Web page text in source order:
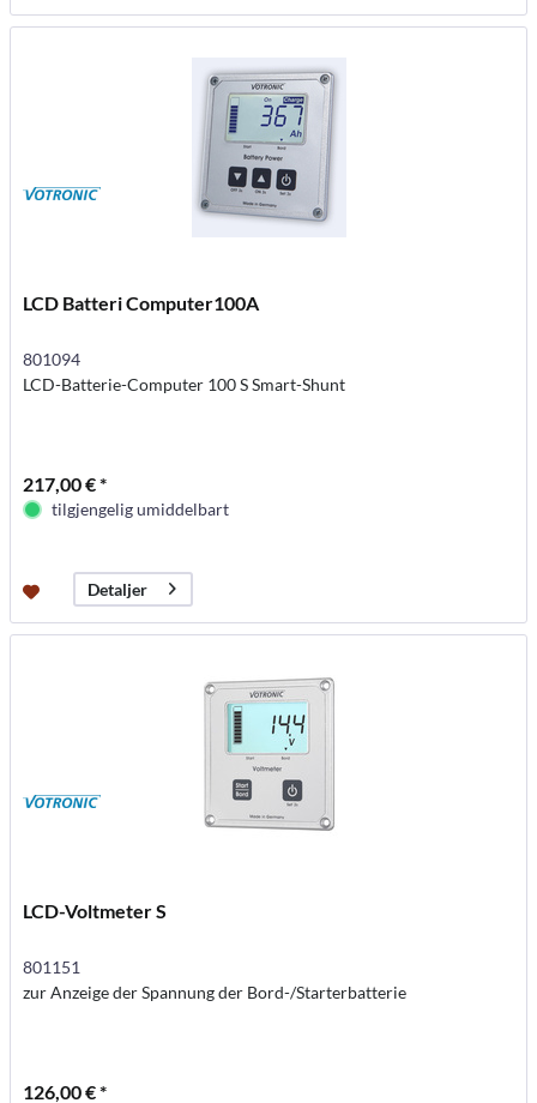
LCD Batteri Computer100A
801094
LCD-Batterie-Computer 100 S Smart-Shunt
217,00 € *
tilgjengelig umiddelbart
Detaljer
LCD-Voltmeter S
801151
zur Anzeige der Spannung der Bord-/Starterbatterie
126,00 € *